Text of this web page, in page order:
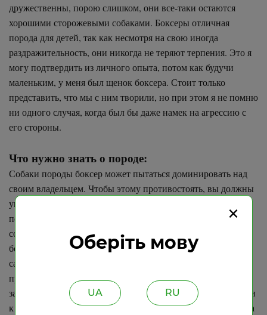
Оберіть мову
×
UA RU
дружественны, порою слишком, они все-таки остаются
хорошими сторожевыми собаками. Боксеры отличная
порода для детей, так как несмотря на свою иногда
раздражительность, они никогда не теряют терпения. Это я
могу подтвердить из личного опыта, потом как будучи
маленьким, у меня был щенок боксера. Стоит только
представить, что мы с ним творили, но при этом я не помню
ни одного случая, когда был бы даже намек на агрессию с
его стороны.
Что нужно знать о породе:
Собаки породы боксер может пытаться доминировать над
своим владельцем. Чтобы этому противостоять, вы должны
уметь показать кто хозяин, но при этом быть ласковым с
псом. Если у вас щенок, позаботьтесь о том, чтобы пройти
соответствующее обучение для управления его
безграничной энергичностью. Если он будет предоставлен
сам себе, то всю свою скорость, энергию и навыки
прыжков, будет пробовать по желанию везде, где ему
захочется. Боксеры чувствительны к высокой температуре и
к холоду. Короткая морда затрудняет процесс охлаждения, а